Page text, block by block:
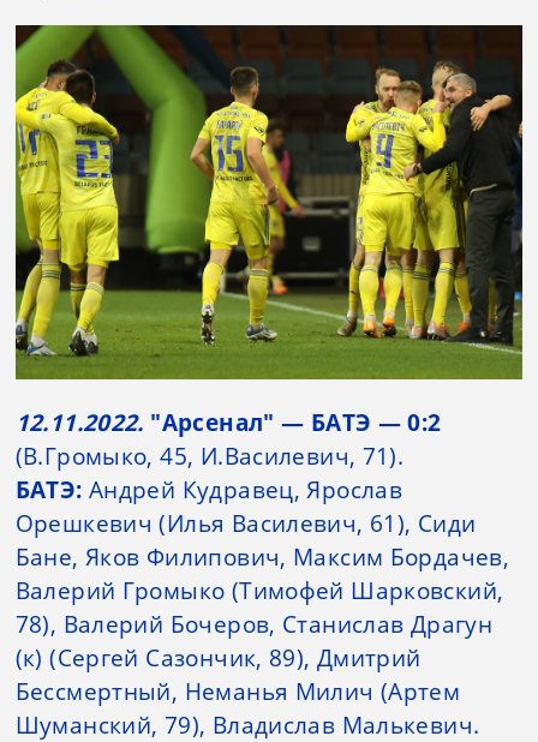
12.11.2022. "Арсенал" — БАТЭ — 0:2
(В.Громыко, 45, И.Василевич, 71).
БАТЭ: Андрей Кудравец, Ярослав
Орешкевич (Илья Василевич, 61), Сиди
Бане, Яков Филипович, Максим Бордачев,
Валерий Громыко (Тимофей Шарковский,
78), Валерий Бочеров, Станислав Драгун
(к) (Сергей Сазончик, 89), Дмитрий
Бессмертный, Неманья Милич (Артем
Шуманский, 79), Владислав Малькевич.